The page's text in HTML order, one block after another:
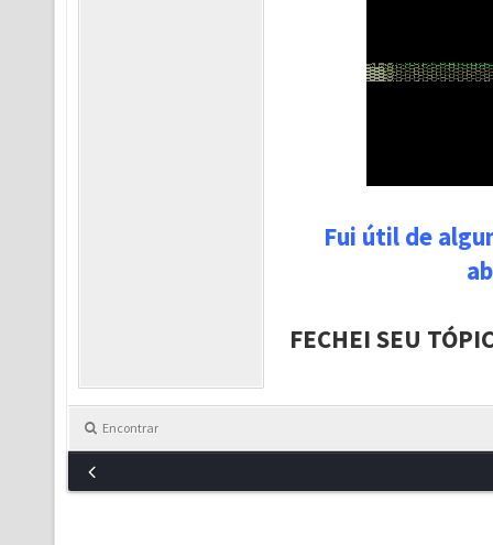
Fui útil de
FECHEI SEU
Encontrar